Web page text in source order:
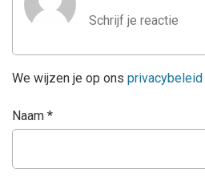
We wijzen je op ons privacybeleid
Naam *